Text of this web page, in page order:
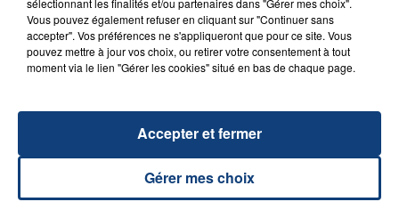
reconnu sa responsabilité et présenté ses
excuses.
TITRES DIFFUSÉS
sélectionnant les finalités et/ou partenaires dans "Gérer mes choix".
Vous pouvez également refuser en cliquant sur "Continuer sans
accepter". Vos préférences ne s'appliqueront que pour ce site. Vous
pouvez mettre à jour vos choix, ou retirer votre consentement à tout
moment via le lien "Gérer les cookies" situé en bas de chaque page.
Gérer mes choix
Accepter et fermer